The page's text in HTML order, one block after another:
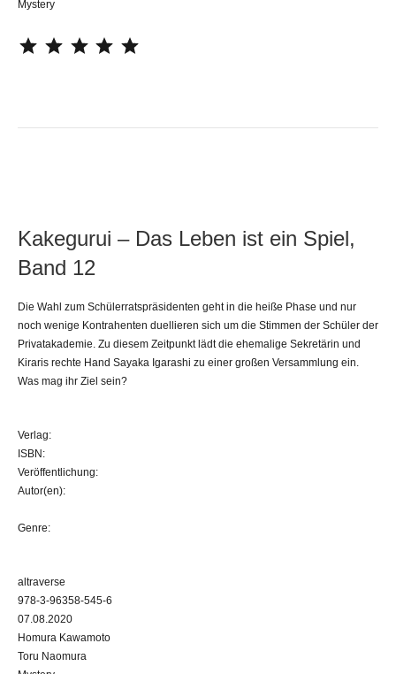
Mystery
Kakegurui – Das Leben ist ein Spiel,
Band 12
Die Wahl zum Schülerratspräsidenten geht in die heiße Phase und nur
noch wenige Kontrahenten duellieren sich um die Stimmen der Schüler der
Privatakademie. Zu diesem Zeitpunkt lädt die ehemalige Sekretärin und
Kiraris rechte Hand Sayaka Igarashi zu einer großen Versammlung ein.
Was mag ihr Ziel sein?
Verlag:
ISBN:
Veröffentlichung:
Autor(en):
Genre:
altraverse
978-3-96358-545-6
07.08.2020
Homura Kawamoto
Toru Naomura